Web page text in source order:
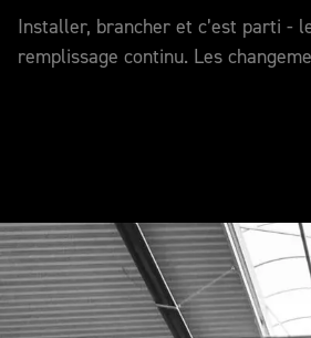
Installer, brancher et c’est parti -
remplissage continu. Les